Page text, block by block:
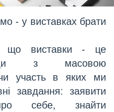
- у виставках брати
що виставки - це
з масовою
участь в яких ми
завдання: заявити
себе, знайти